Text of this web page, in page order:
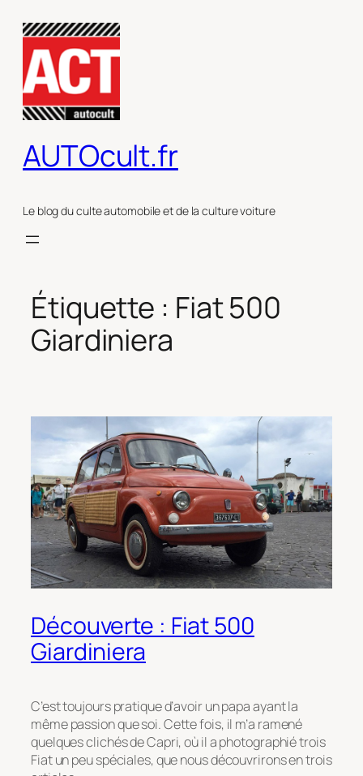
contenu
AUTOcult.fr
Le blog du culte automobile et de la culture voiture
Étiquette : Fiat 500
Giardiniera
Découverte : Fiat 500
Giardiniera
C’est toujours pratique d’avoir un papa ayant la
même passion que soi. Cette fois, il m’a ramené
quelques clichés de Capri, où il a photographié trois
Fiat un peu spéciales, que nous découvrirons en trois